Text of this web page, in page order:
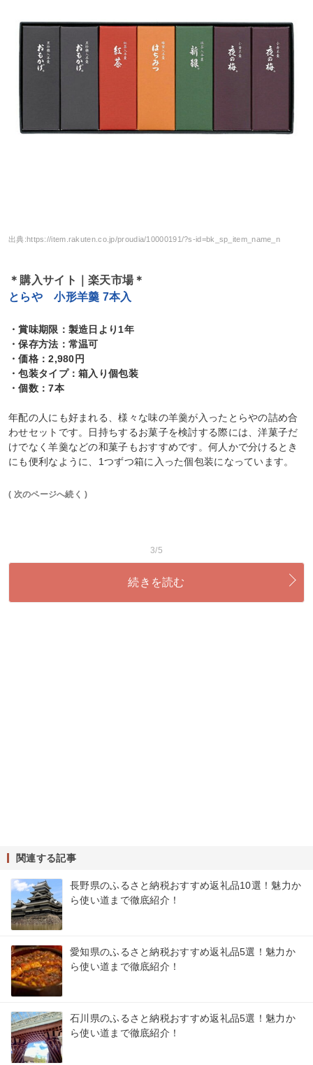
出典: https://item.rakuten.co.jp/proudia/10000191/?s-id=bk_sp_item_name_n
＊購入サイト｜楽天市場＊
とらや 小形羊羹 7本入
・賞味期限：製造日より1年
・保存方法：常温可
・価格：2,980円
・包装タイプ：箱入り個包装
・個数：7本
年配の人にも好まれる、様々な味の羊羹が入ったとらやの詰め合
わせセットです。日持ちするお菓子を検討する際には、洋菓子だ
けでなく羊羹などの和菓子もおすすめです。何人かで分けるとき
にも便利なように、1つずつ箱に入った個包装になっています。
( 次のページへ続く )
3/5
続きを読む
関連する記事
長野県のふるさと納税おすすめ返礼品10選！魅力か
ら使い道まで徹底紹介！
愛知県のふるさと納税おすすめ返礼品5選！魅力か
ら使い道まで徹底紹介！
石川県のふるさと納税おすすめ返礼品5選！魅力か
ら使い道まで徹底紹介！